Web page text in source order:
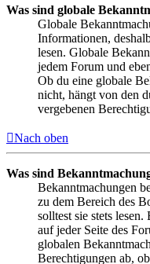
Was sind globale
Globale
Informationen,
lesen. Globale
jedem Forum und
Ob du eine globale
nicht, hängt von den
vergebenen
Nach oben
Was sind
Bekanntmachungen
zu dem Bereich des
solltest sie stets
auf jeder Seite des
globalen
Berechtigungen ab,